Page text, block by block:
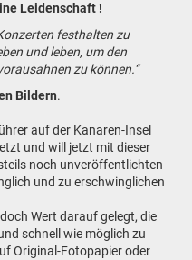
Leidenschaft !
festhalten zu
und leben, um den
zu können.“
Bildern.
auf der Kanaren-Insel
und will jetzt mit dieser
noch unveröffentlichten
und zu erschwinglichen
Wert darauf gelegt, die
schnell wie möglich zu
Original-Fotopapier oder